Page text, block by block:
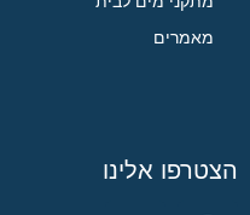
מאמרים
הצטרפו אלינו